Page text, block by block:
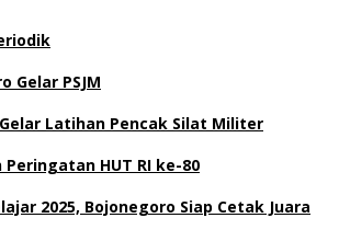
Gelar PSJM
Latihan Pencak Silat Militer
HUT RI ke-80
2025, Bojonegoro Siap Cetak Juara